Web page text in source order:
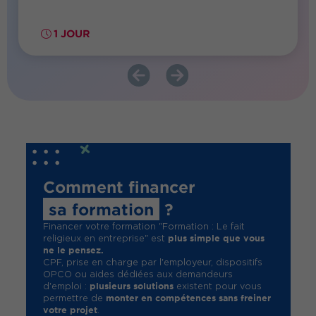
1 JOUR
Comment financer
sa formation
?
Financer votre formation "Formation : Le fait
religieux en entreprise" est plus simple que vous
ne le pensez.
CPF, prise en charge par l'employeur, dispositifs
OPCO ou aides dédiées aux demandeurs
d'emploi : plusieurs solutionsexistent pour vous
permettre de monter en compétences sans freiner
votre projet.